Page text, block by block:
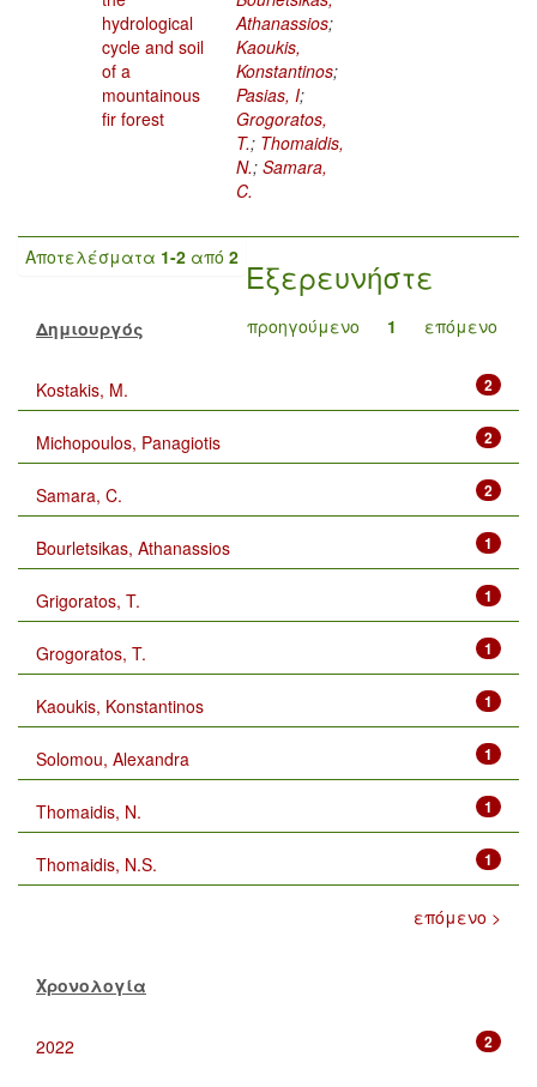
hydrological
cycle and soil
of a
mountainous
fir forest
Athanassios;
Kaoukis,
Konstantinos;
Pasias, I;
Grogoratos,
T.; Thomaidis,
N.; Samara,
C.
Αποτελέσματα 1-2 από 2
προηγούμενο 1 επόμενο
Εξερευνήστε
Δημιουργός
2
Kostakis, M.
2
Michopoulos, Panagiotis
2
Samara, C.
1
Bourletsikas, Athanassios
1
Grigoratos, T.
1
Grogoratos, T.
1
Kaoukis, Konstantinos
1
Solomou, Alexandra
1
Thomaidis, N.
1
Thomaidis, N.S.
επόμενο >
Χρονολογία
2
2022